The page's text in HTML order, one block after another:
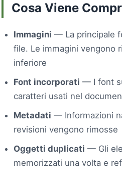
Cosa Viene
Immagini — La principale
file. Le immagini vengono
inferiore
Font incorporati — I font
caratteri usati nel
Metadati — Informazioni
revisioni vengono rimosse
Oggetti duplicati — Gli
memorizzati una volta e